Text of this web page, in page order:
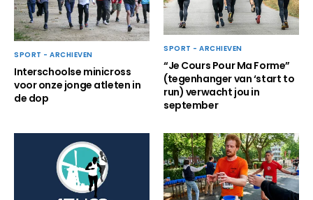
SPORT - ARCHIEVEN
Interschoolse minicross
voor onze jonge atleten in
de dop
SPORT - ARCHIEVEN
“Je Cours Pour Ma Forme”
(tegenhanger van ‘start to
run) verwacht jou in
september